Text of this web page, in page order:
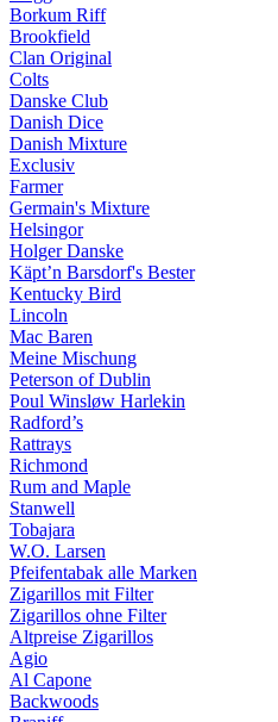
Borkum Riff
Brookfield
Clan Original
Colts
Danske Club
Danish Dice
Danish Mixture
Exclusiv
Farmer
Germain's Mixture
Helsingor
Holger Danske
Käpt’n Barsdorf's Bester
Kentucky Bird
Lincoln
Mac Baren
Meine Mischung
Peterson of Dublin
Poul Winsløw Harlekin
Radford’s
Rattrays
Richmond
Rum and Maple
Stanwell
Tobajara
W.O. Larsen
Pfeifentabak alle Marken
Zigarillos mit Filter
Zigarillos ohne Filter
Altpreise Zigarillos
Agio
Al Capone
Backwoods